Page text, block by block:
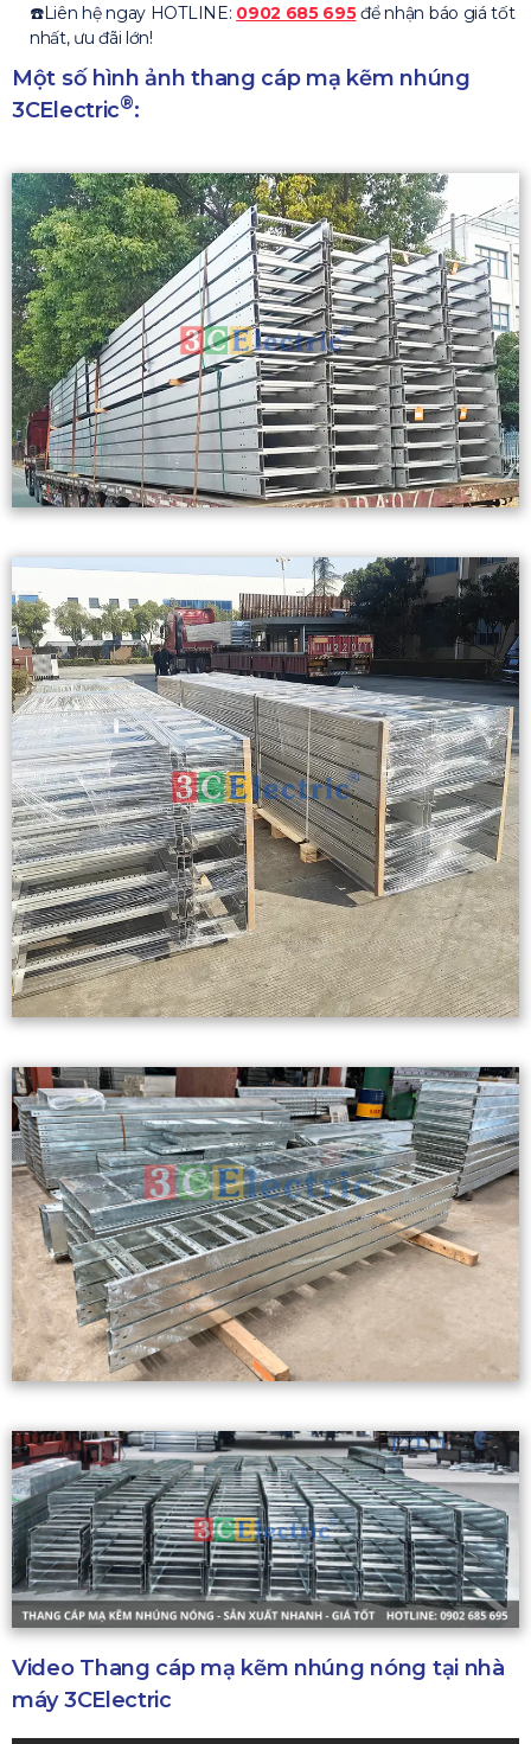
☎️Liên hệ ngay HOTLINE: 0902 685 695để nhận báo giá tốt
nhất, ưu đãi lớn!
Một số hình ảnh thang cáp mạ kẽm nhúng
3CElectric®:
Video Thang cáp mạ kẽm nhúng nóng tại nhà
máy 3CElectric